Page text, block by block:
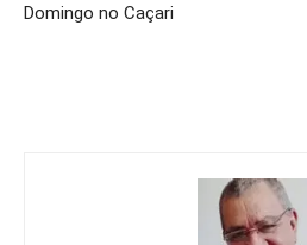
Domingo no Caçari